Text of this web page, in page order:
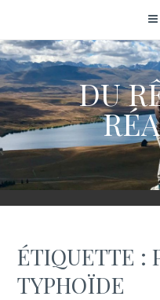
content
DU
ÉTIQUETTE :
TYPHOÏDE